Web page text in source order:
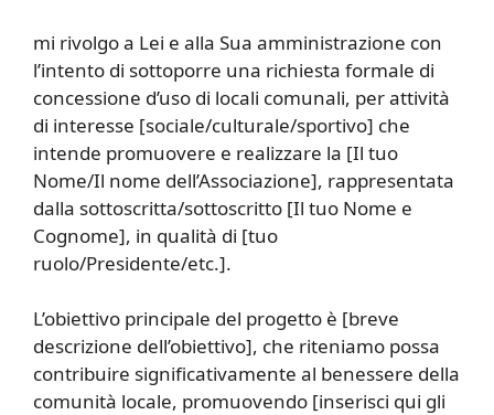
mi rivolgo a Lei e alla Sua amministrazione con
l’intento di sottoporre una richiesta formale di
concessione d’uso di locali comunali, per attività
di interesse [sociale/culturale/sportivo] che
intende promuovere e realizzare la [Il tuo
Nome/Il nome dell’Associazione], rappresentata
dalla sottoscritta/sottoscritto [Il tuo Nome e
Cognome], in qualità di [tuo
ruolo/Presidente/etc.].
L’obiettivo principale del progetto è [breve
descrizione dell’obiettivo], che riteniamo possa
contribuire significativamente al benessere della
comunità locale, promuovendo [inserisci qui gli